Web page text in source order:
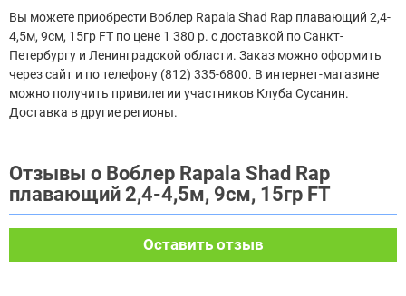
Вы можете приобрести Воблер Rapala Shad Rap плавающий 2,4-
4,5м, 9см, 15гр FT по цене 1 380 р. с доставкой по Санкт-
Петербургу и Ленинградской области. Заказ можно оформить
через сайт и по телефону (812) 335-6800. В интернет-магазине
можно получить привилегии участников Клуба Сусанин.
Доставка в другие регионы.
Отзывы о Воблер Rapala Shad Rap
плавающий 2,4-4,5м, 9см, 15гр FT
Оставить отзыв